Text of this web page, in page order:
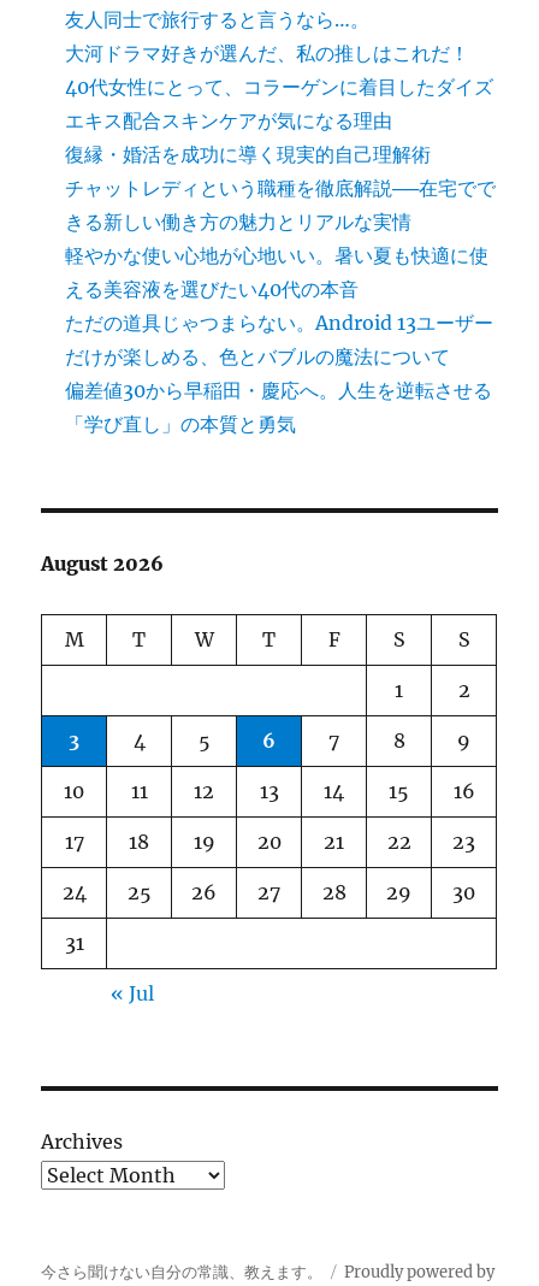
友人同士で旅行すると言うなら…。
大河ドラマ好きが選んだ、私の推しはこれだ！
40代女性にとって、コラーゲンに着目したダイズ
エキス配合スキンケアが気になる理由
復縁・婚活を成功に導く現実的自己理解術
チャットレディという職種を徹底解説──在宅でで
きる新しい働き方の魅力とリアルな実情
軽やかな使い心地が心地いい。暑い夏も快適に使
える美容液を選びたい40代の本音
ただの道具じゃつまらない。Android 13ユーザー
だけが楽しめる、色とバブルの魔法について
偏差値30から早稲田・慶応へ。人生を逆転させる
「学び直し」の本質と勇気
August 2026
M T W T F S S
1 2
3 4 5 6 7 8 9
10 11 12 13 14 15 16
17 18 19 20 21 22 23
24 25 26 27 28 29 30
31
« Jul
Archives
今さら聞けない自分の常識、教えます。 Proudly powered by